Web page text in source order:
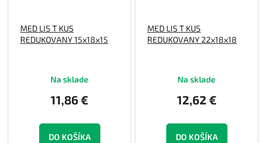
MED LIS T KUS
REDUKOVANY 15x18x15
Na sklade
11,86 €
DO KOŠÍKA
MED LIS T KUS
REDUKOVANY 22x18x18
Na sklade
12,62 €
DO KOŠÍKA